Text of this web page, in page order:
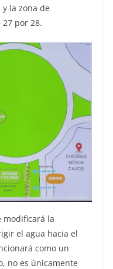
la zona de
por 28.
modificará la
el agua hacia el
como un
no es únicamente